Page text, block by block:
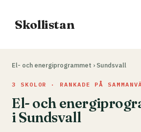
innehåll
Skollistan
El- och energiprogrammet › Sundsvall
3 SKOLOR · RANKADE PÅ
El- och
i Sundsvall